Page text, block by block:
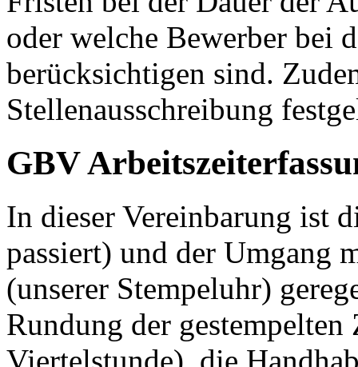
oder welche Bewerber bei
berücksichtigen sind.
Stellenausschreibung
GBV
In dieser Vereinbarung ist
passiert) und der Umgang
(unserer Stempeluhr)
Rundung der